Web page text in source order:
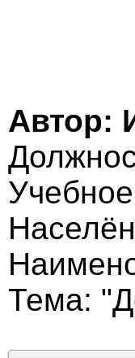
Автор:
Тема: